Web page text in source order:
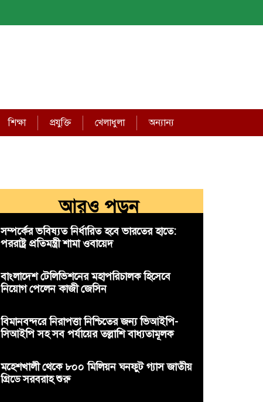
শিক্ষা প্রযুক্তি খেলাধুলা অন্যান্য
আরও পড়ুন
সম্পর্কের ভবিষ্যত নির্ধারিত হবে ভারতের হাতে:
পররাষ্ট্র প্রতিমন্ত্রী শামা ওবায়েদ
বাংলাদেশ টেলিভিশনের মহাপরিচালক হিসেবে
নিয়োগ পেলেন কাজী জেসিন
বিমানবন্দরে নিরাপত্তা নিশ্চিতের জন্য ভিআইপি-
সিআইপি সহ সব পর্যায়ের তল্লাশি বাধ্যতামূলক
মহেশখালী থেকে ৮০০ মিলিয়ন ঘনফুট গ্যাস জাতীয়
গ্রিডে সরবরাহ শুরু